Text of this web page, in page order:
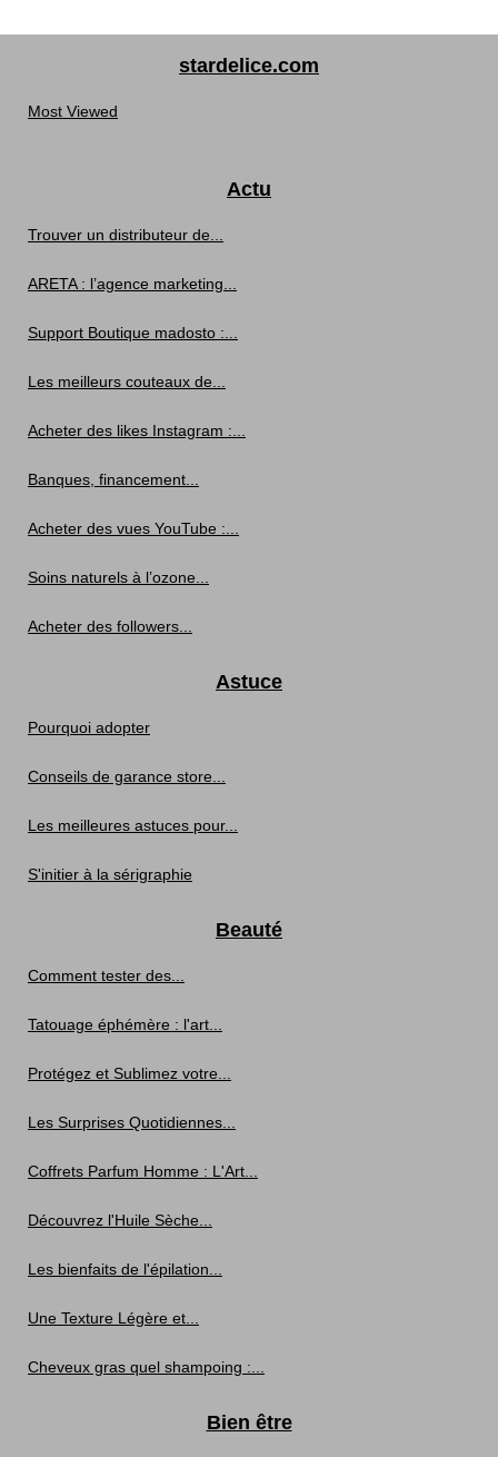
stardelice.com
Most Viewed
Actu
Trouver un distributeur de...
ARETA : l’agence marketing...
Support Boutique madosto :...
Les meilleurs couteaux de...
Acheter des likes Instagram :...
Banques, financement...
Acheter des vues YouTube :...
Soins naturels à l’ozone...
Acheter des followers...
Astuce
Pourquoi adopter
Conseils de garance store...
Les meilleures astuces pour...
S'initier à la sérigraphie
Beauté
Comment tester des...
Tatouage éphémère : l'art...
Protégez et Sublimez votre...
Les Surprises Quotidiennes...
Coffrets Parfum Homme : L'Art...
Découvrez l'Huile Sèche...
Les bienfaits de l'épilation...
Une Texture Légère et...
Cheveux gras quel shampoing :...
Bien être